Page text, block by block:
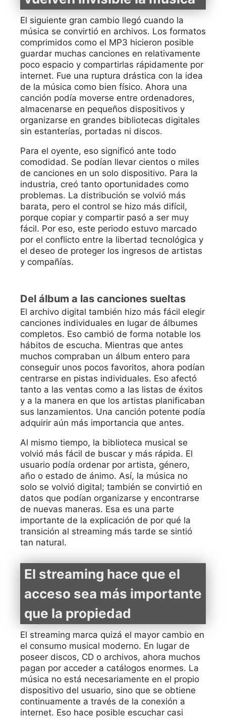
El siguiente gran cambio llegó cuando la
música se convirtió en archivos. Los formatos
comprimidos como el MP3 hicieron posible
guardar muchas canciones en relativamente
poco espacio y compartirlas rápidamente por
internet. Fue una ruptura drástica con la idea
de la música como bien físico. Ahora una
canción podía moverse entre ordenadores,
almacenarse en pequeños dispositivos y
organizarse en grandes bibliotecas digitales
sin estanterías, portadas ni discos.
Para el oyente, eso significó ante todo
comodidad. Se podían llevar cientos o miles
de canciones en un solo dispositivo. Para la
industria, creó tanto oportunidades como
problemas. La distribución se volvió más
barata, pero el control se hizo más difícil,
porque copiar y compartir pasó a ser muy
fácil. Por eso, este periodo estuvo marcado
por el conflicto entre la libertad tecnológica y
el deseo de proteger los ingresos de artistas
y compañías.
Del álbum a las canciones sueltas
El archivo digital también hizo más fácil elegir
canciones individuales en lugar de álbumes
completos. Eso cambió de forma notable los
hábitos de escucha. Mientras que antes
muchos compraban un álbum entero para
conseguir unos pocos favoritos, ahora podían
centrarse en pistas individuales. Eso afectó
tanto a las ventas como a las listas de éxitos
y a la manera en que los artistas planificaban
sus lanzamientos. Una canción potente podía
adquirir aún más importancia que antes.
Al mismo tiempo, la biblioteca musical se
volvió más fácil de buscar y más rápida. El
usuario podía ordenar por artista, género,
año o estado de ánimo. Así, la música no
solo se volvió digital; también se convirtió en
datos que podían organizarse y encontrarse
de nuevas maneras. Esa es una parte
importante de la explicación de por qué la
transición al streaming más tarde se sintió
tan natural.
El streaming hace que el
acceso sea más importante
que la propiedad
El streaming marca quizá el mayor cambio en
el consumo musical moderno. En lugar de
poseer discos, CD o archivos, ahora muchos
pagan por acceder a catálogos enormes. La
música no está necesariamente en el propio
dispositivo del usuario, sino que se obtiene
continuamente a través de la conexión a
internet. Eso hace posible escuchar casi